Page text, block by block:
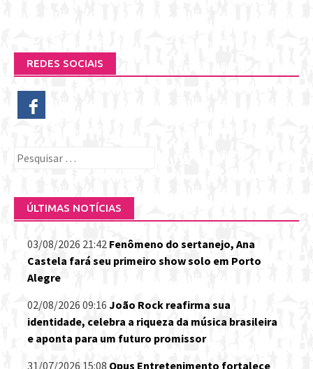
REDES SOCIAIS
Pesquisar
ÚLTIMAS NOTÍCIAS
03/08/2026 21:42 Fenômeno do sertanejo, Ana
Castela fará seu primeiro show solo em Porto
Alegre
02/08/2026 09:16 João Rock reafirma sua
identidade, celebra a riqueza da música brasileira
e aponta para um futuro promissor
31/07/2026 15:08 Opus Entretenimento fortalece